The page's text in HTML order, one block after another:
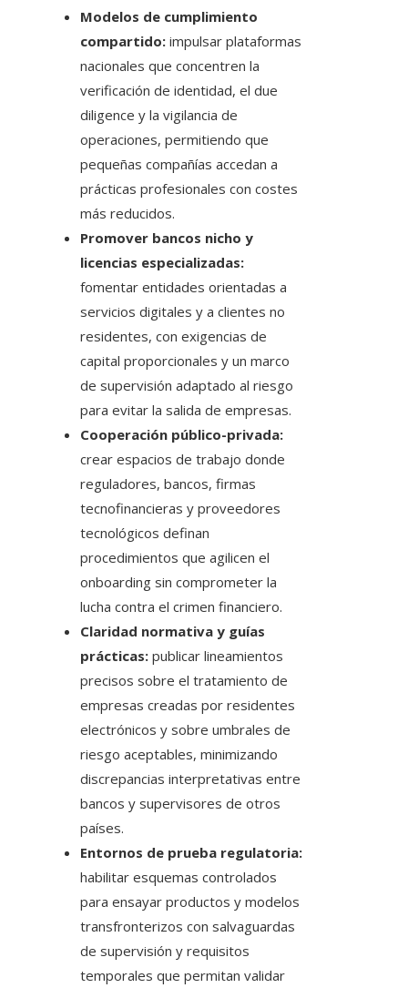
Modelos de cumplimiento
compartido: impulsar plataformas
nacionales que concentren la
verificación de identidad, el due
diligence y la vigilancia de
operaciones, permitiendo que
pequeñas compañías accedan a
prácticas profesionales con costes
más reducidos.
Promover bancos nicho y
licencias especializadas:
fomentar entidades orientadas a
servicios digitales y a clientes no
residentes, con exigencias de
capital proporcionales y un marco
de supervisión adaptado al riesgo
para evitar la salida de empresas.
Cooperación público-privada:
crear espacios de trabajo donde
reguladores, bancos, firmas
tecnofinancieras y proveedores
tecnológicos definan
procedimientos que agilicen el
onboarding sin comprometer la
lucha contra el crimen financiero.
Claridad normativa y guías
prácticas: publicar lineamientos
precisos sobre el tratamiento de
empresas creadas por residentes
electrónicos y sobre umbrales de
riesgo aceptables, minimizando
discrepancias interpretativas entre
bancos y supervisores de otros
países.
Entornos de prueba regulatoria:
habilitar esquemas controlados
para ensayar productos y modelos
transfronterizos con salvaguardas
de supervisión y requisitos
temporales que permitan validar